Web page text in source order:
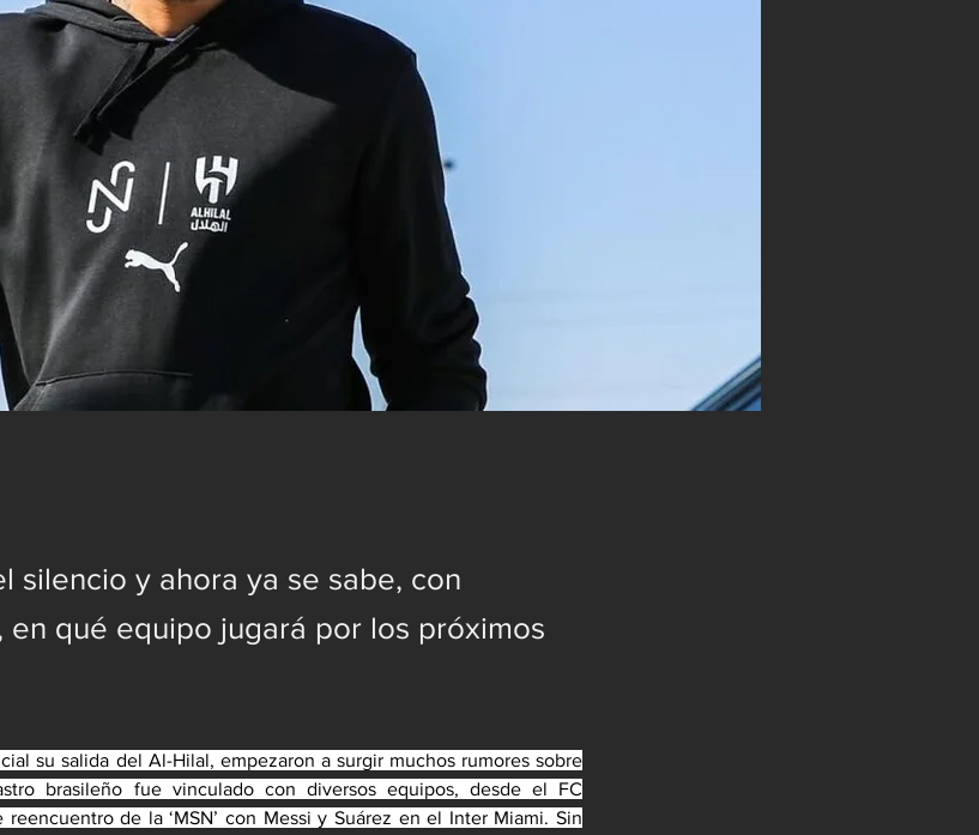
silencio y ahora ya se sabe, con
en qué equipo jugará por los próximos
su salida del Al-Hilal, empezaron a surgir muchos rumores sobre
brasileño fue vinculado con diversos equipos, desde el FC
reencuentro de la ‘MSN’ con Messi y Suárez en el Inter Miami. Sin